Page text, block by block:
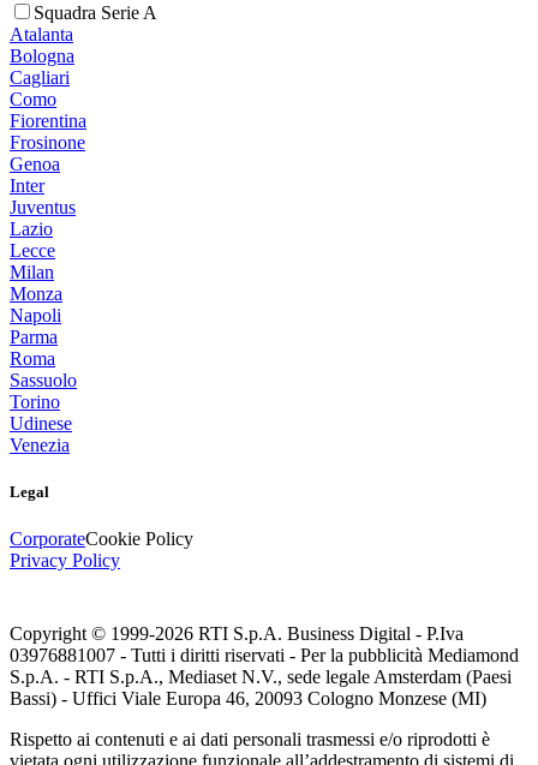
Squadra Serie A
Atalanta
Bologna
Cagliari
Como
Fiorentina
Frosinone
Genoa
Inter
Juventus
Lazio
Lecce
Milan
Monza
Napoli
Parma
Roma
Sassuolo
Torino
Udinese
Venezia
Legal
CorporateCookie Policy
Privacy Policy
Copyright © 1999-2026 RTI S.p.A. Business Digital - P.Iva
03976881007 - Tutti i diritti riservati - Per la pubblicità Mediamond
S.p.A. - RTI S.p.A., Mediaset N.V., sede legale Amsterdam (Paesi
Bassi) - Uffici Viale Europa 46, 20093 Cologno Monzese (MI)
Rispetto ai contenuti e ai dati personali trasmessi e/o riprodotti è
vietata ogni utilizzazione funzionale all’addestramento di sistemi di